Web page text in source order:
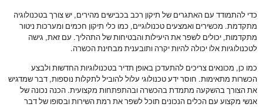
כדי להתמודד עם האתגרים של תיקון רכב בכבישים מהירים, יש צורך בטכנולוגיה
מתקדמת. מכשירים ואמצעים טכנולוגיים, כמו כלי תיקון חכמים ומערכות ניטור
מתקדמות, יכולים לשפר את היעילות והבטיחות של התהליך. עם זאת, גישה
לטכנולוגיות אלו יכולה להיות יקרה ותובענית מבחינת הכשרה.
כמו כן, מכונאים צריכים להתעדכן באופן תדיר בטכנולוגיות החדשות ולבצע
הכשרות מתאימות. חוסר ידע טכנולוגי עלול להוביל לתקלות נוספות, דבר שמדגיש
את הצורך בהשקעה מתמדת בהכשרה ובהתפתחות מקצועית. הכנה נכונה של
אנשי מקצוע עם הכלים הנכונים תוכל לשפר את רמת השירות ובסופו של דבר